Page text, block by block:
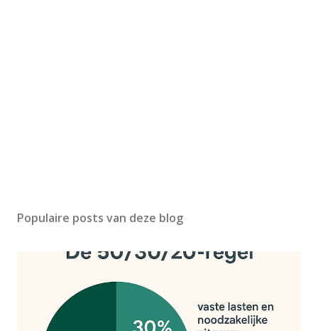
Populaire posts van deze blog